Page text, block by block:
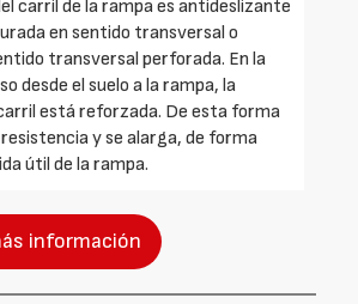
carril de la rampa es antideslizante
en sentido transversal o
transversal perforada. En la
desde el suelo a la rampa, la
está reforzada. De esta forma
y se alarga, de forma
útil de la rampa.
información